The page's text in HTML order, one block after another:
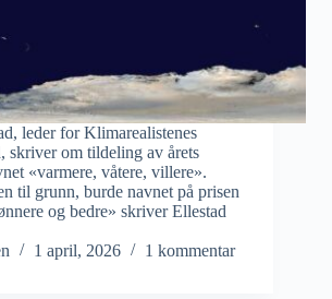
leder for Klimarealistenes
skriver om tildeling av årets
«varmere, våtere, villere».
til grunn, burde navnet på prisen
og bedre» skriver Ellestad
1 april, 2026 1 kommentar